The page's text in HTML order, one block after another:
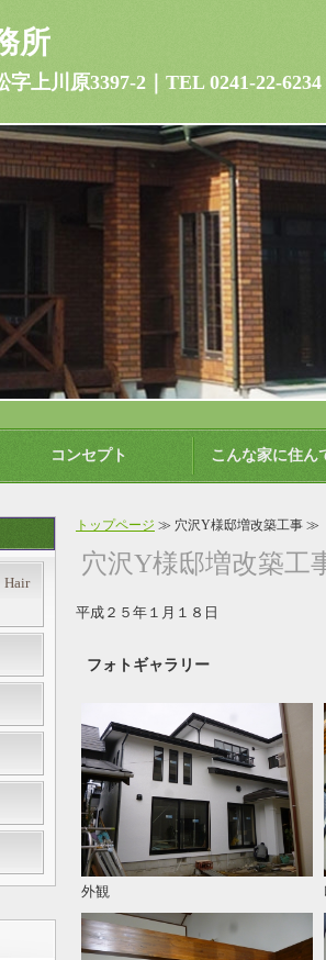
所
上川原3397-2｜TEL 0241-22-6234
コンセプト こんな家に住ん
トップページ ≫ 穴沢Y様邸増改築工事 ≫
穴沢Y様邸増改築工
平成２５年１月１８日
フォトギャラリー
外観